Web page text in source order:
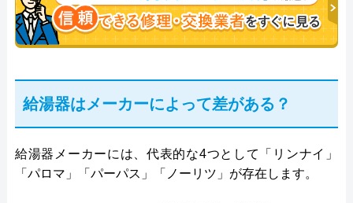
給湯器はメーカーによって差がある？
給湯器メーカーには、代表的な4つとして「リンナイ」
「パロマ」「パーパス」「ノーリツ」が存在します。